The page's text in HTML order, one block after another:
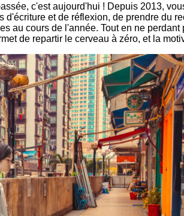
c'est aujourd'hui ! Depuis 2013,
et de réflexion, de prendre du
au cours de l'année. Tout en ne
de repartir le cerveau à zéro, et la